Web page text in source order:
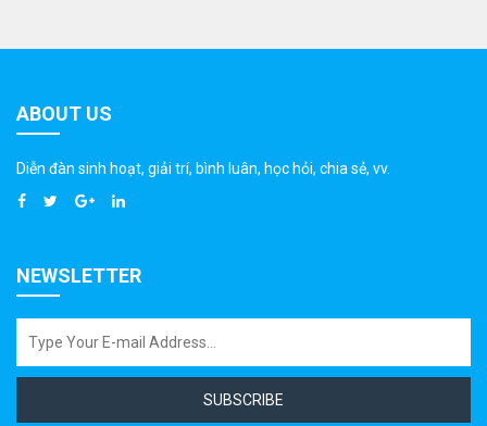
ABOUT US
Diễn đàn sinh hoạt, giải trí, bình luân, học hỏi, chia sẻ, vv.
NEWSLETTER
SUBSCRIBE